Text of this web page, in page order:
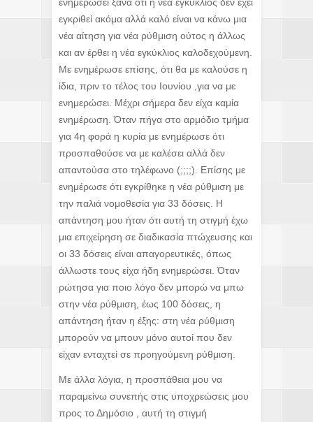
εγκριθεί ακόμα αλλά καλό είναι να κάνω μια
νέα αίτηση για νέα ρύθμιση ούτος η άλλως
και αν έρθει η νέα εγκύκλιος καλοδεχούμενη.
Με ενημέρωσε επίσης, ότι θα με καλούσε η
ίδια, πριν το τέλος του Ιουνίου ,για να με
ενημερώσει. Μέχρι σήμερα δεν είχα καμία
ενημέρωση. Όταν πήγα στο αρμόδιο τμήμα
για 4η φορά η κυρία με ενημέρωσε ότι
προσπαθούσε να με καλέσει αλλά δεν
απαντούσα στο τηλέφωνο (;;;;). Επίσης με
ενημέρωσε ότι εγκρίθηκε η νέα ρύθμιση με
την παλιά νομοθεσία για 33 δόσεις. Η
απάντηση μου ήταν ότι αυτή τη στιγμή έχω
μια επιχείρηση σε διαδικασία πτώχευσης και
οι 33 δόσεις είναι απαγορευτικές, όπως
άλλωστε τους είχα ήδη ενημερώσει. Όταν
ρώτησα για ποιο λόγο δεν μπορώ να μπω
στην νέα ρύθμιση, έως 100 δόσεις, η
απάντηση ήταν η έξης: στη νέα ρύθμιση
μπορούν να μπουν μόνο αυτοί που δεν
είχαν ενταχτεί σε προηγούμενη ρύθμιση.
Με άλλα λόγια, η προσπάθεια μου να
παραμείνω συνεπής στις υποχρεώσεις μου
προς το Δημόσιο , αυτή τη στιγμή